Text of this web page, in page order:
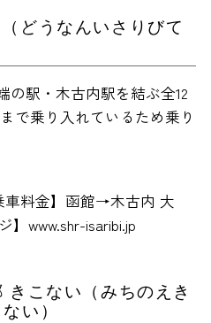
どうなんいさりびて
の駅・木古内駅を結ぶ全12
で乗り入れているため乗り
車料金】函館→木古内 大
】www.shr-isaribi.jp
こない（みちのえき
い）